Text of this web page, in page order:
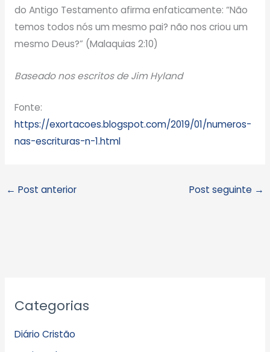
do Antigo Testamento afirma enfaticamente: “Não
temos todos nós um mesmo pai? não nos criou um
mesmo Deus?” (Malaquias 2:10)
Baseado nos escritos de Jim Hyland
Fonte:
https://exortacoes.blogspot.com/2019/01/numeros-
nas-escrituras-n-1.html
← Post anterior Post seguinte →
Categorias
Diário Cristão
r